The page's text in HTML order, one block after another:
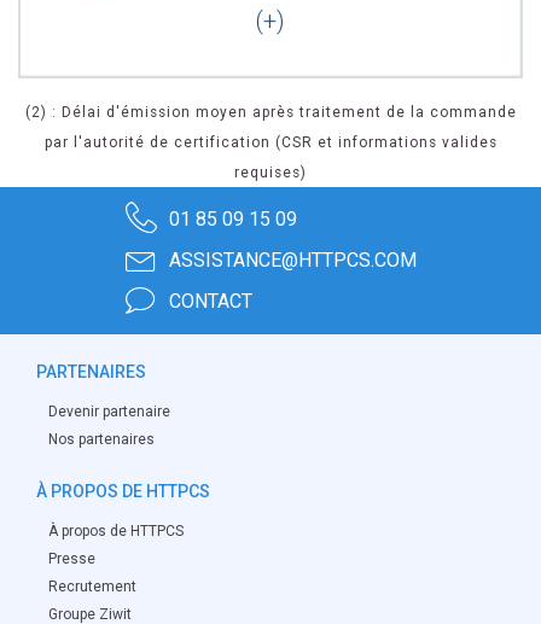
(2) : Délai d'émission moyen après traitement de la commande
par l'autorité de certification (CSR et informations valides
requises)
01 85 09 15 09
ASSISTANCE@HTTPCS.COM
CONTACT
PARTENAIRES
Devenir partenaire
Nos partenaires
À PROPOS DE HTTPCS
À propos de HTTPCS
Presse
Recrutement
Groupe Ziwit